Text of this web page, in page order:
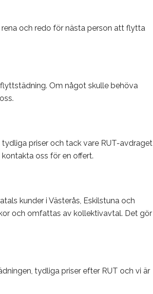
och redo för nästa person att flytta
Om något skulle behöva
priser och tack vare RUT-avdraget
oss för en offert.
kunder i Västerås, Eskilstuna och
och omfattas av kollektivavtal. Det gör
tydliga priser efter RUT och vi är